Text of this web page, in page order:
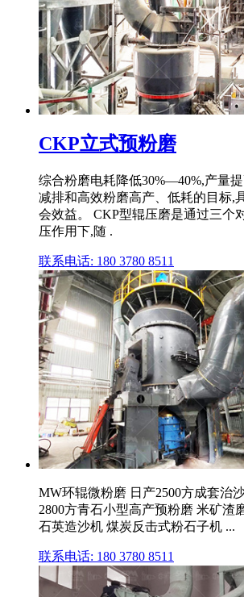
CKP立式预粉磨
综合粉磨电耗降低30%—40%,产量
减排和高效粉磨高产、低耗的目标,
会效益。 CKP型辊压磨是通过三个
压作用下,随 .
联系电话: 180 3780 8511
MW环辊微粉磨 日产2500方成套治
2800方青石小型高产预粉磨 米矿渣
石英造沙机 煤炭反击式粉石子机 ...
联系电话: 180 3780 8511